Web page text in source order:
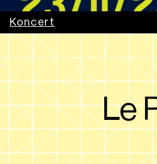
Koncert
Le